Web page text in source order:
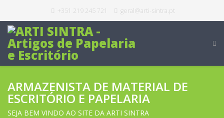
+351 219 245 721 geral@arti-sintra.pt
ARMAZENISTA DE MATERIAL DE
ESCRITÓRIO E PAPELARIA
SEJA BEM VINDO AO SITE DA ARTI SINTRA